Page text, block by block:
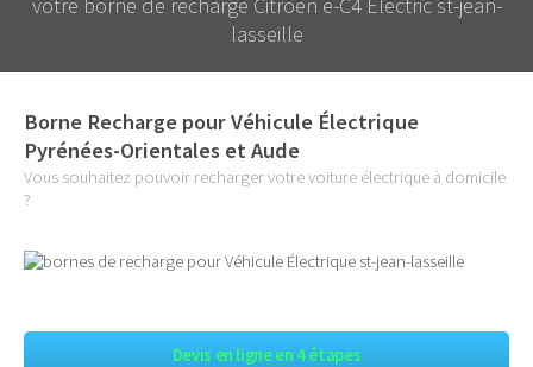
votre borne de recharge Citroen e-C4 Electric st-jean-
lasseille
Borne Recharge pour Véhicule Électrique
Pyrénées-Orientales et Aude
Vous souhaitez pouvoir recharger votre voiture électrique à domicile
?
Devis en ligne en 4 étapes